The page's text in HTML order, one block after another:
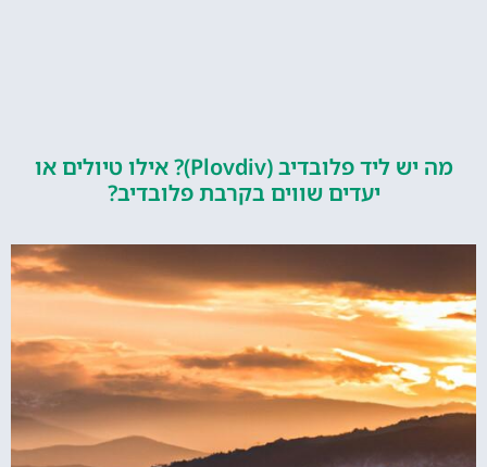
מה יש ליד פלובדיב (Plovdiv)? אילו טיולים או
יעדים שווים בקרבת פלובדיב?